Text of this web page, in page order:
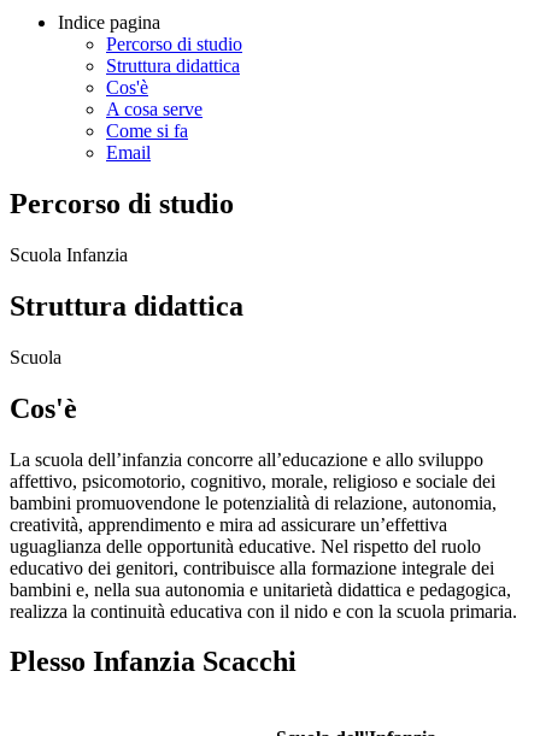
Indice pagina
Percorso di studio
Struttura didattica
Cos'è
A cosa serve
Come si fa
Email
Percorso di studio
Scuola Infanzia
Struttura didattica
Scuola
Cos'è
La scuola dell’infanzia concorre all’educazione e allo sviluppo
affettivo, psicomotorio, cognitivo, morale, religioso e sociale dei
bambini promuovendone le potenzialità di relazione, autonomia,
creatività, apprendimento e mira ad assicurare un’effettiva
uguaglianza delle opportunità educative. Nel rispetto del ruolo
educativo dei genitori, contribuisce alla formazione integrale dei
bambini e, nella sua autonomia e unitarietà didattica e pedagogica,
realizza la continuità educativa con il nido e con la scuola primaria.
Plesso Infanzia Scacchi